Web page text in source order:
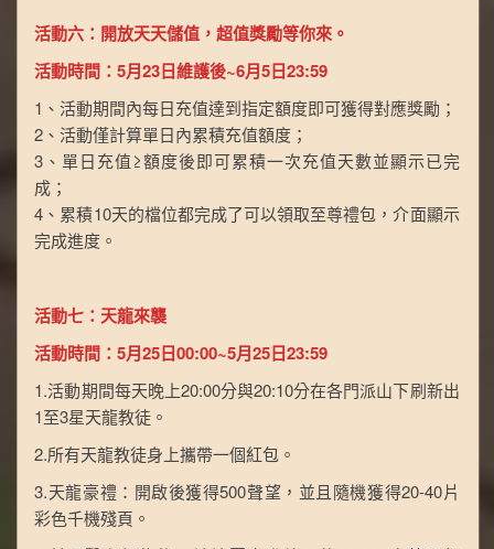
活動六：開放天天儲值，超值獎勵等你來。
活動時間：5月23日維護後~6月5日23:59
1、活動期間內每日充值達到指定額度即可獲得對應獎勵；
2、活動僅計算單日內累積充值額度；
3、單日充值≥額度後即可累積一次充值天數並顯示已完
成；
4、累積10天的檔位都完成了可以領取至尊禮包，介面顯示
完成進度。
活動七：天龍來襲
活動時間：5月25日00:00~5月25日23:59
1.活動期間每天晚上20:00分與20:10分在各門派山下刷新出
1至3星天龍教徒。
2.所有天龍教徒身上攜帶一個紅包。
3.天龍豪禮：開啟後獲得500聲望，並且隨機獲得20-40片
彩色千機殘頁。